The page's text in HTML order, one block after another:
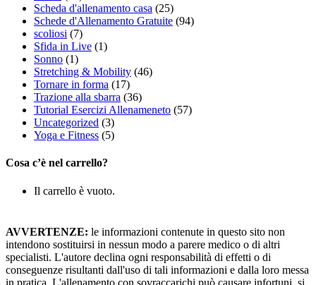
Scheda d'allenamento casa (25)
Schede d'Allenamento Gratuite (94)
scoliosi (7)
Sfida in Live (1)
Sonno (1)
Stretching & Mobility (46)
Tornare in forma (17)
Trazione alla sbarra (36)
Tutorial Esercizi Allenameneto (57)
Uncategorized (3)
Yoga e Fitness (5)
Cosa c’è nel carrello?
Il carrello è vuoto.
AVVERTENZE: le informazioni contenute in questo sito non
intendono sostituirsi in nessun modo a parere medico o di altri
specialisti. L'autore declina ogni responsabilità di effetti o di
conseguenze risultanti dall'uso di tali informazioni e dalla loro messa
in pratica. L'allenamento con sovraccarichi può causare infortuni, si